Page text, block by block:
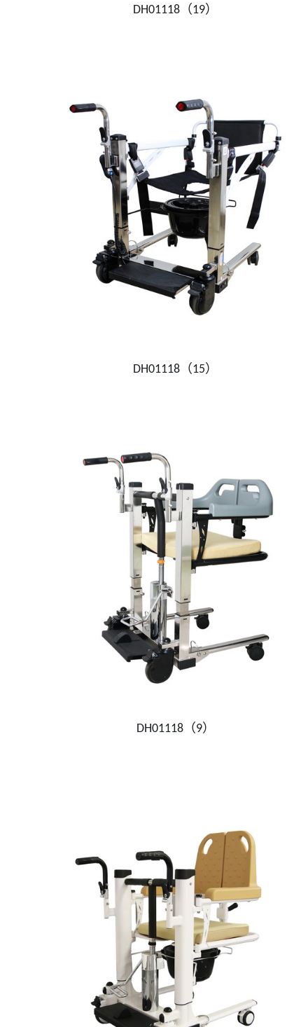
DH01118（19）
DH01118（15）
DH01118（9）